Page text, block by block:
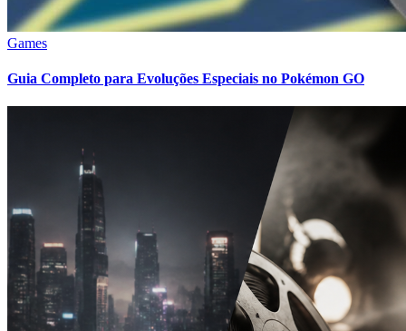
Games
Guia Completo para Evoluções Especiais no Pokémon GO